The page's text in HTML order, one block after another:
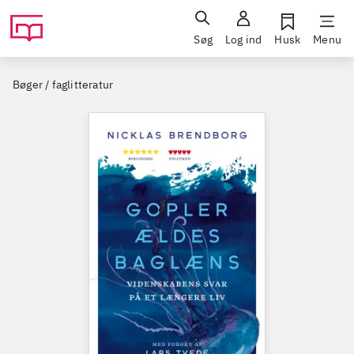
Søg Log ind Husk Menu
Bøger / faglitteratur